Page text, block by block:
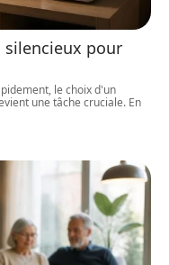
silencieux pour
le choix d'un
une tâche cruciale. En